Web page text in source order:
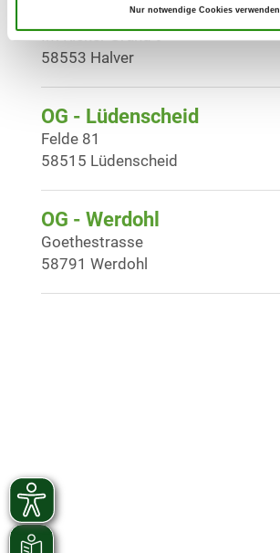
Nur notwendige Cookies verwenden
OG - Halver
Im Rieker Grund 9
58553 Halver
OG - Lüdenscheid
Felde 81
58515 Lüdenscheid
OG - Werdohl
Goethestrasse
58791 Werdohl